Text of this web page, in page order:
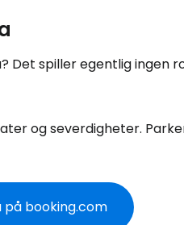
Det spiller egentlig
og severdigheter.
på booking.com